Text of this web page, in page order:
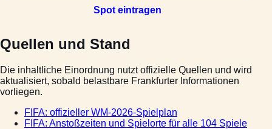
Spot eintragen
Quellen und Stand
Die inhaltliche Einordnung nutzt offizielle Quellen und wird
aktualisiert, sobald belastbare Frankfurter Informationen
vorliegen.
FIFA: offizieller WM-2026-Spielplan
FIFA: Anstoßzeiten und Spielorte für alle 104 Spiele